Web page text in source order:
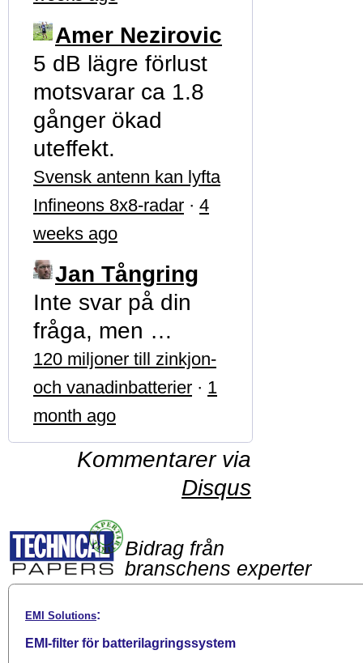
Amer Nezirovic
5 dB lägre förlust
motsvarar ca 1.8
gånger ökad
uteffekt.
Svensk antenn kan lyfta
Infineons 8x8-radar · 4
weeks ago
Jan Tångring
Inte svar på din
fråga, men …
120 miljoner till zinkjon-
och vanadinbatterier · 1
month ago
Kommentarer via
Disqus
Bidrag från
branschens experter
EMI Solutions:
EMI-filter för batterilagringssystem